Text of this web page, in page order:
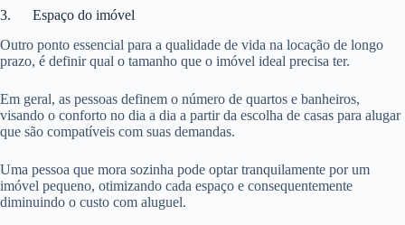
3. Espaço do imóvel
Outro ponto essencial para a qualidade de vida na locação de longo
prazo, é definir qual o tamanho que o imóvel ideal precisa ter.
Em geral, as pessoas definem o número de quartos e banheiros,
visando o conforto no dia a dia a partir da escolha de casas para alugar
que são compatíveis com suas demandas.
Uma pessoa que mora sozinha pode optar tranquilamente por um
imóvel pequeno, otimizando cada espaço e consequentemente
diminuindo o custo com aluguel.